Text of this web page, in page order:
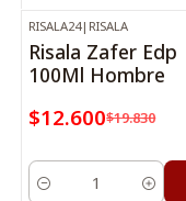
-36%OFF
RISALA24| RISALA
Risala Zafer Edp
100Ml Hombre
$12.600$19.830
Cantidad